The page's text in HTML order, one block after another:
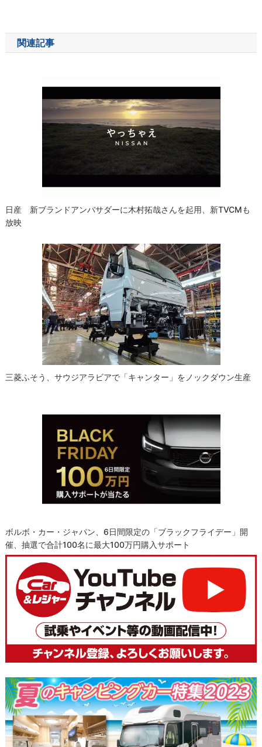
ナ
ビ
関連記事
日産 新ブランドアンバサダーに木村拓哉さんを起用、新TVCMも
放映
三菱ふそう、サウジアラビアで「キャンター」をノックダウン生産
ボルボ・カー・ジャパン、6日間限定の「ブラックフライデー」開
催、抽選で合計100名に最大100万円購入サポート